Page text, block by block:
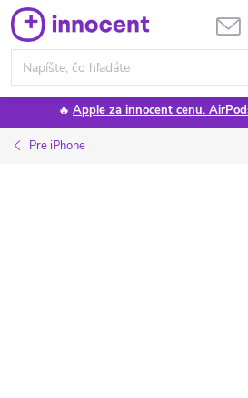
Prejsť
na
obsah
🔥 Apple za innocent cenu.
Pre iPhone